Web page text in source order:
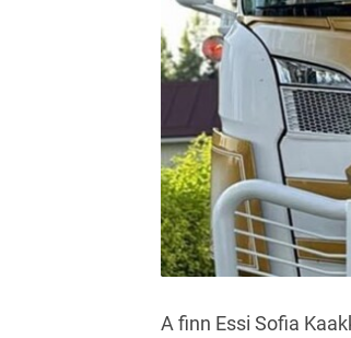
A finn Essi Sofia